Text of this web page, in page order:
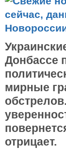
Донбассе
мирные
отрицает.